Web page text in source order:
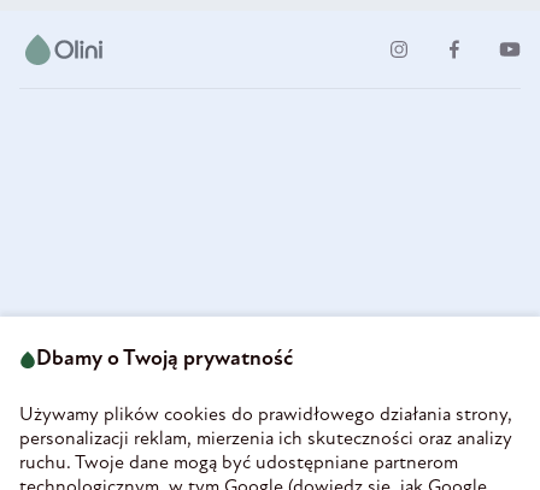
58-160 Świebodzice
REGON 890213034
INFORMACJE
Dbamy o Twoją prywatność
Używamy plików cookies do prawidłowego działania strony,
personalizacji reklam, mierzenia ich skuteczności oraz analizy
ruchu. Twoje dane mogą być udostępniane partnerom